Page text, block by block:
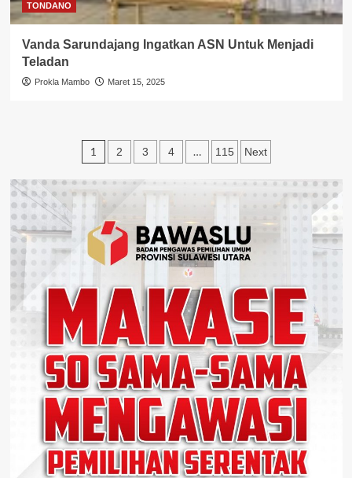
TONDANO
Vanda Sarundajang Ingatkan ASN Untuk Menjadi
Teladan
Prokla Mambo Maret 15, 2025
Paginasi
pos
1 2 3 4 … 115 Next